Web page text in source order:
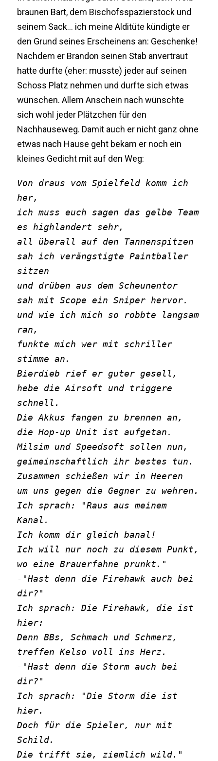
braunen Bart, dem Bischofsspazierstock und
seinem Sack… ich meine Alditüte kündigte er
den Grund seines Erscheinens an: Geschenke!
Nachdem er Brandon seinen Stab anvertraut
hatte durfte (eher: musste) jeder auf seinen
Schoss Platz nehmen und durfte sich etwas
wünschen. Allem Anschein nach wünschte
sich wohl jeder Plätzchen für den
Nachhauseweg. Damit auch er nicht ganz ohne
etwas nach Hause geht bekam er noch ein
kleines Gedicht mit auf den Weg:
Von draus vom Spielfeld komm ich
her,
ich muss euch sagen das gelbe Team
es highlandert sehr,
all überall auf den Tannenspitzen
sah ich verängstigte Paintballer
sitzen
und drüben aus dem Scheunentor
sah mit Scope ein Sniper hervor.
und wie ich mich so robbte langsam
ran,
funkte mich wer mit schriller
stimme an.
Bierdieb rief er guter gesell,
hebe die Airsoft und triggere
schnell.
Die Akkus fangen zu brennen an,
die Hop-up Unit ist aufgetan.
Milsim und Speedsoft sollen nun,
geimeinschaftlich ihr bestes tun.
Zusammen schießen wir in Heeren
um uns gegen die Gegner zu wehren.
Ich sprach: "Raus aus meinem
Kanal.
Ich komm dir gleich banal!
Ich will nur noch zu diesem Punkt,
wo eine Brauerfahne prunkt."
-"Hast denn die Firehawk auch bei
dir?"
Ich sprach: Die Firehawk, die ist
hier:
Denn BBs, Schmach und Schmerz,
treffen Kelso voll ins Herz.
-"Hast denn die Storm auch bei
dir?"
Ich sprach: "Die Storm die ist
hier.
Doch für die Spieler, nur mit
Schild.
Die trifft sie, ziemlich wild."